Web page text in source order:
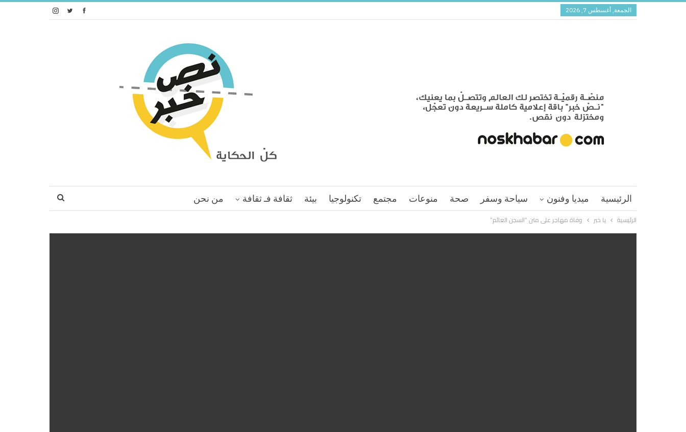
الجمعة, أغسطس 7, 2026
الرئيسية ميديا وفنون سياحة وسفر صحة منوعات مجتمع تكنولوجيا بيئة ثقافة فـ ثقافة
من نحن
الرئيسية
يا خبر وفاة مهاجر على متن “السجن العائم”